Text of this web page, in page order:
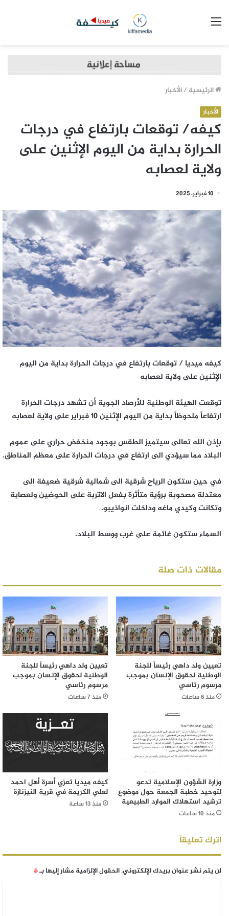
الرئيسية /الأخبار
الأخبار
كيفه/ توقعات بارتفاع في درجات
الحرارة بداية من اليوم الإثنين على
ولاية لعصابه
10 فبراير، 2025
كيفه ميديا / توقعات بارتفاع في درجات الحرارة بداية من اليوم
الإثنين على ولاية لعصابه
توقعت الهيئة الوطنية للأرصاد الجوية أن تشهد درجات الحرارة
ارتفاعاً ملحوظاً بداية من اليوم الإثنين 10 فبراير على ولاية لعصابه
بإذن الله تعالى سيتميز الطقس بوجود منخفض حراري على عموم
البلاد مما سيؤدي الى ارتفاع في درجات الحرارة على معظم المناطق.
في حين ستكون الرياح شرقية الى شمالية شرقية ضعيفة الى
معتدلة مصحوبة برؤية متأثرة بفعل الاتربة على الحوضين ولعصابة
وتكانت وكيدي ماغه وداخلت انواذيبو.
السماء ستكون غائمة على غرب ووسط البلاد.
مقالات ذات صلة
تعيين ولد داهي رئيساً للجنة
الوطنية لحقوق الإنسان بموجب
مرسوم رئاسي
منذ 6 ساعات
تعيين ولد داهي رئيساً للجنة
الوطنية لحقوق الإنسان بموجب
مرسوم رئاسي
منذ 7 ساعات
وزارة الشؤون الإسلامية تدعو
لتوحيد خطبة الجمعة حول موضوع
ترشيد استهلاك الموارد الطبيعية
منذ 10 ساعات
كيفه ميديا تعزي أسرة أهل احمد
لعلي الكريمة في قرية النيزنازة
منذ 13 ساعة
اترك تعليقاً
لن يتم نشر عنوان بريدك الإلكتروني.الحقول الإلزامية مشار إليها بـ*